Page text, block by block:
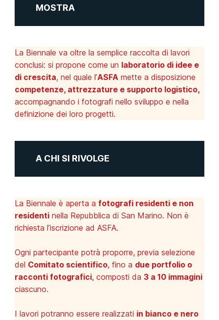
MOSTRA
La Biennale va oltre la semplice raccolta di lavori
conclusi: si propone come un laboratorio di idee e
di crescita, nel quale l’ASFA mette a disposizione
competenze, attrezzature e supporto logistico,
accompagnando i fotografi nello sviluppo e nella
definizione dei loro progetti.
A CHI SI RIVOLGE
La Biennale è aperta afotografi residenti e non
residenti nella Repubblica di San Marino. Non è
richiesta l’iscrizione ad ASFA.
Ogni partecipante potrà proporre, previa selezione
del Comitato scientifico, fino a due portfolio o
racconti fotografici, composti da3 a 10 immagini
ciascuno.
I lavori potranno essere realizzati in bianco e nero